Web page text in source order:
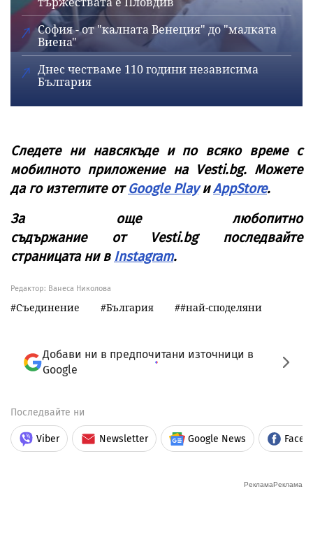
София - от "калната Венеция" до "малката
Виена"
Днес честваме 110 години независима
България
Следете ни навсякъде и по всяко време с
мобилното приложение на Vesti.bg. Можете
да го изтеглите от Google Play и AppStore.
За още любопитно
съдържание от
Vesti.bg
последвайте
страницата ни в Instagram.
Редактор: Ванеса Николова
Съединение България #най-споделяни
Добави ни в предпочитани източници в
Google
Последвайте ни
Viber Newsletter Google News